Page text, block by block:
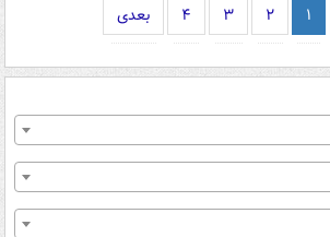
۱ ۲ ۳ ۴ بعدی